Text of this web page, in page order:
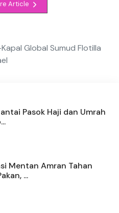
Article
Kapal Global Sumud Flotilla
Pasok Haji dan Umrah
Mentan Amran Tahan
...